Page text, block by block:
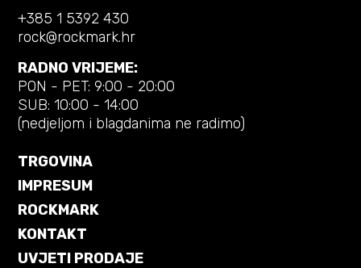
+385 1 5392 430
rock@rockmark.hr
RADNO VRIJEME:
PON - PET: 9:00 - 20:00
SUB: 10:00 - 14:00
(nedjeljom i blagdanima ne radimo)
TRGOVINA
IMPRESUM
ROCKMARK
KONTAKT
UVJETI PRODAJE